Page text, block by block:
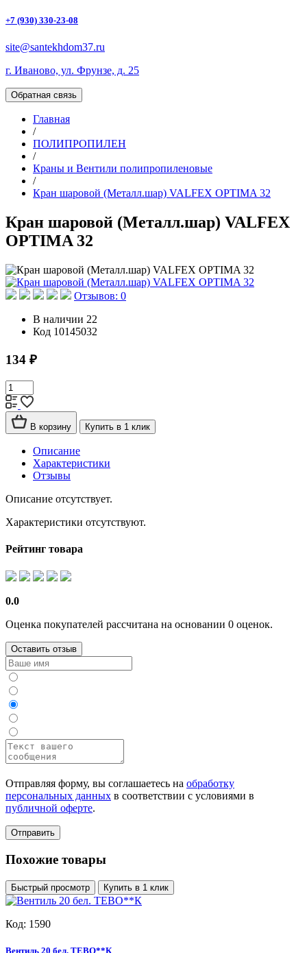
+7 (930) 330-23-08
site@santekhdom37.ru
г. Иваново, ул. Фрунзе, д. 25
Обратная связь
Главная
/
ПОЛИПРОПИЛЕН
/
Краны и Вентили полипропиленовые
/
Кран шаровой (Металл.шар) VALFEX OPTIMA 32
Кран шаровой (Металл.шар) VALFEX
OPTIMA 32
Отзывов: 0
В наличии 22
Код 10145032
134 ₽
В корзину Купить в 1 клик
Описание
Характеристики
Отзывы
Описание отсутствует.
Характеристики отсутствуют.
Рейтинг товара
0.0
Оценка покупателей рассчитана на основании 0 оценок.
Оставить отзыв
Отправляя форму, вы соглашаетесь на обработку
персональных данных в соответствии с условиями в
публичной оферте.
Отправить
Похожие товары
Быстрый просмотр Купить в 1 клик
Код: 1590
Вентиль 20 бел. TEBO**К